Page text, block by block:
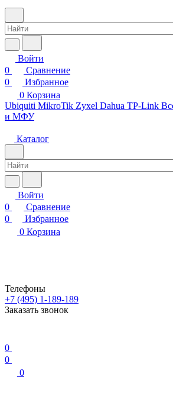
Войти
0
Сравнение
0
Избранное
0 Корзина
Ubiquiti MikroTik Zyxel Dahua TP-Link
и МФУ
Каталог
Войти
0
Сравнение
0
Избранное
0 Корзина
Телефоны
+7 (495) 1-189-189
Заказать звонок
0
0
0